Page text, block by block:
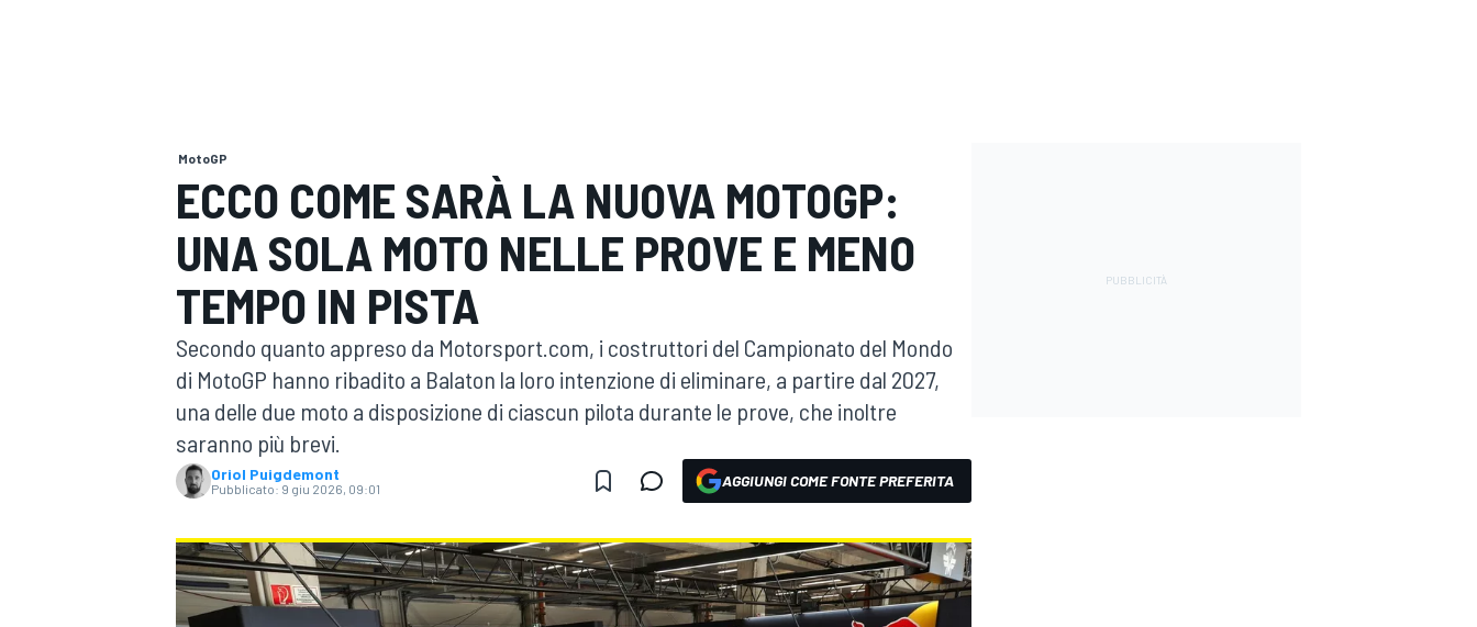
WRC
MotoGP
ECCO COME SARÀ LA NUOVA MOTOGP:
UNA SOLA MOTO NELLE PROVE E MENO
TEMPO IN PISTA
Secondo quanto appreso da Motorsport.com, i costruttori del Campionato del Mondo
di MotoGP hanno ribadito a Balaton la loro intenzione di eliminare, a partire dal 2027,
una delle due moto a disposizione di ciascun pilota durante le prove, che inoltre
saranno più brevi.
Oriol Puigdemont
Pubblicato: 9 giu 2026, 09:01 AGGIUNGI COME FONTE PREFERITA